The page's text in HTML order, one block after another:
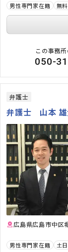
男性専門家在籍 無
この事務
050-
弁護士
弁護士 山本 雄
広島県広島市中区
男性専門家在籍 土